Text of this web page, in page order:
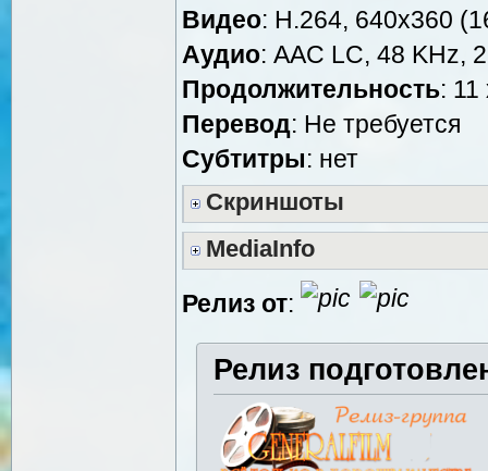
Видео: Н.264, 640x360
Аудио: AAC LC, 48 KHz,
Продолжительность:
Перевод: Не требуется
Cубтитры: нет
Скриншоты
MediaInfo
Релиз от:
Релиз